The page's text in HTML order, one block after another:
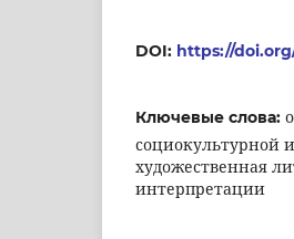
DOI: https://doi.org/
Ключевые слова:
социокультурной
художественная
интерпретации